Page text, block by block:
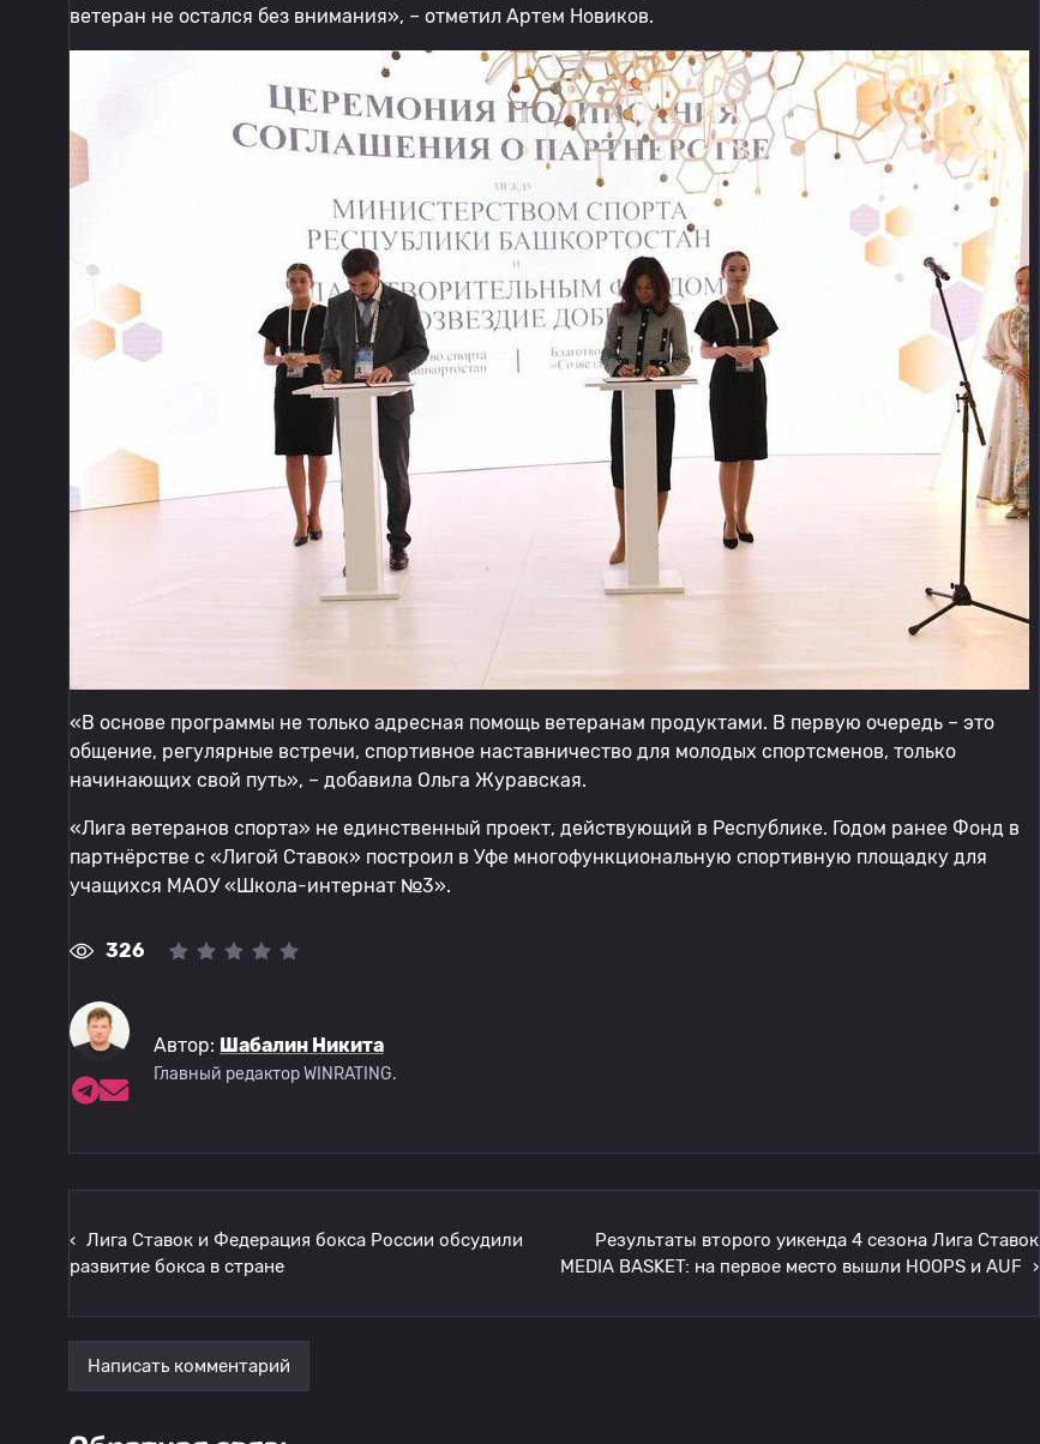
ветеран не остался без внимания», – отметил Артем Новиков.
«В основе программы не только адресная помощь ветеранам продуктами. В первую очередь – это
общение, регулярные встречи, спортивное наставничество для молодых спортсменов, только
начинающих свой путь», – добавила Ольга Журавская.
«Лига ветеранов спорта» не единственный проект, действующий в Республике. Годом ранее Фонд в
партнёрстве с «Лигой Ставок» построил в Уфе многофункциональную спортивную площадку для
учащихся МАОУ «Школа-интернат №3».
326
Автор: Шабалин Никита
Главный редактор WINRATING.
‹ Лига Ставок и Федерация бокса России обсудили
развитие бокса в стране
Результаты второго уикенда 4 сезона Лига Ставок
MEDIA BASKET: на первое место вышли HOOPS и AUF ›
Написать комментарий